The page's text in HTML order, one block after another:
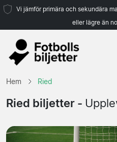
Vi jämför primära och sekundära
eller lägre än
Hem Ried
Ried biljetter -